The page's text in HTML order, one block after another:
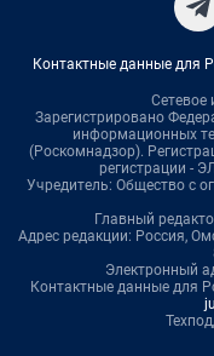
Контактные данные для
Сетевое
Зарегистрировано
информационных
(Роскомнадзор).
регистрации -
Учредитель: Общество с
Главный
Адрес редакции: Россия,
Электронный
Контактные данные для